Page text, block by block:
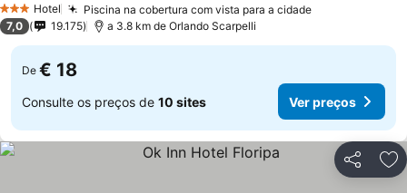
3 EstrelasHotel Piscina na cobertura com vista para a cidadeVer preços
7,0 19.175 a 3.8 km de Orlando Scarpelli
De € 18
Consulte os preços de 10 sites Ver preços
Partilhar